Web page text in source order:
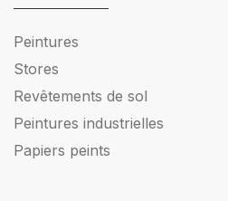
Peintures
Stores
Revêtements de sol
Peintures industrielles
Papiers peints